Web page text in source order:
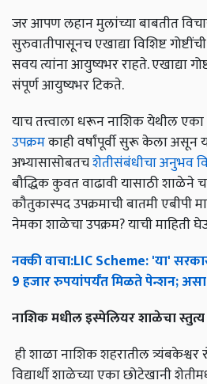
जर आपण लहान मुलांच्या बाबतीत
सुरुवातीपासूनच एखाद्या विशिष्ट
सवय त्यांना आयुष्यभर राहते. एखाद्या
संपूर्ण आयुष्यभर टिकते.
याच तत्त्वाला धरून नाशिक येथील
उपक्रमकाही वर्षांपूर्वी सुरू केला असून
अभ्यासासोबतचशेतीसंबंधीचा अनुभव
बौद्धिक कुवत वाढावी यासाठी शाळेने
कौतुकास्पद उपक्रमाची बातमी
नेमका शाळेचा उपक्रम? याची माहिती
नक्कीवाचा:LIC Scheme: 'या'
9हजाररुपयांपर्यंतमिळतेपेन्शन;असा
नाशिकमधीलइस्पेलियरशाळेचास्तुत्य
ही शाळा नाशिक शहरातील
विद्यार्थी शाळेच्या एका छोटेखानी